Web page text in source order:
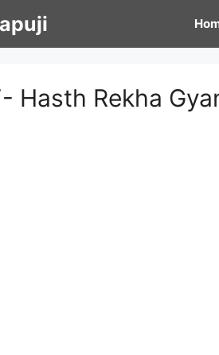
Hasth Rekha